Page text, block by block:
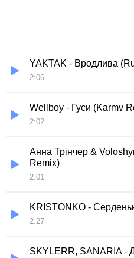
YAKTAK - Вродлива
2:06
Wellboy - Гуси (Karmv
2:02
Анна Трінчер &
Remix)
2:01
KRISTONKO -
2:27
SKYLERR, SANARIA -